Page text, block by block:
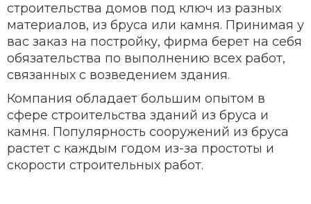
строительства домов под ключ из разных
материалов, из бруса или камня. Принимая у
вас заказ на постройку, фирма берет на себя
обязательства по выполнению всех работ,
связанных с возведением здания.
Компания обладает большим опытом в
сфере строительства зданий из бруса и
камня. Популярность сооружений из бруса
растет с каждым годом из-за простоты и
скорости строительных работ.